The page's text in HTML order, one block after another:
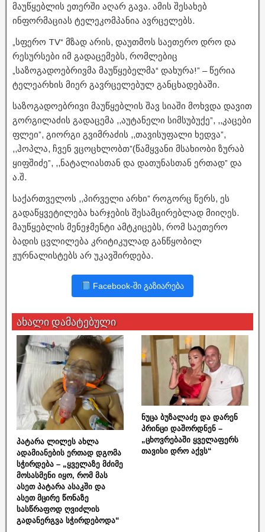
მაუწყებლის ეთერში აღარ გავა. ამის შესახებ
ინფორმაციას ტელეკომპანია ავრცელებს.
„სფერო TV“ მზად არის, დაუთმოს საეთერო დრო და
რესურსები იმ გადაცემებს, რომლებიც
„საზოგადოებრივმა მაუწყებელმა“ დახურა!” – წერია
ტელეარხის მიერ გავრცელებულ განცხადებაში.
საზოგადოებრივი მაუწყებლის შავ სიაში მოხვდა დავით
გორგილაძის გადაცემა ,,აუტანელი სიმსუბუქე”, ,,კაცები
ფლეი”, გიორგი გვიმრაძის ,,თავისუფალი ხედვა”,
,,ჰოპლა, ჩვენ ვცოცხლობთ”(წამყვანი მსახიობი ზურაბ
ყიფშიძე”, ,,ნატალიასთან და დათუნასთან ერთად” და
ა.შ.
საქართველოს ,,პირველი არხი” როგორც წერს, ეს
გადაწყვეტილება ხარჯების შესამცირებლად მიიღეს.
მაუწყებლის მენეჯმენტი ამტკიცებს, რომ საეთერო
ბადის ცვლილება კრიტიკულად განწყობილ
ჟურნალისტებს არ უკავშირდება.
Facebook-ში გაზიარება
ახალი დამატებული
პატარა ლილეს ახლა
ადამიანების ერთად დგომა
სჭირდება – „ყველაზე მძიმე
მოსასმენი იყო, რომ მას
ასეთ პატარა ასაკში და
ასეთ მცირე წონაზე
სასწრაფოდ ღვიძლის
გადანერგვა სჭირდებოდა“
ნუცა ბუზალაძე და დარენ
პრინცი დაშორდნენ –
„ცხოვრებაში ყველაფერს
თავისი დრო აქვს“